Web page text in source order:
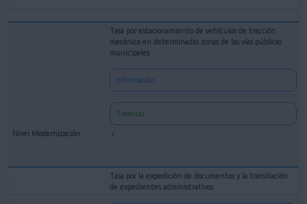
Tasa por estacionamiento de vehículos de tracción
mecánica en determinadas zonas de las vías públicas
municipales
Información
Tramitar
Tasa por la expedición de documentos y la tramitación
de expedientes administrativos